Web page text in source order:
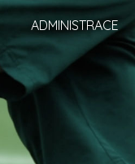
ADMINISTRACE